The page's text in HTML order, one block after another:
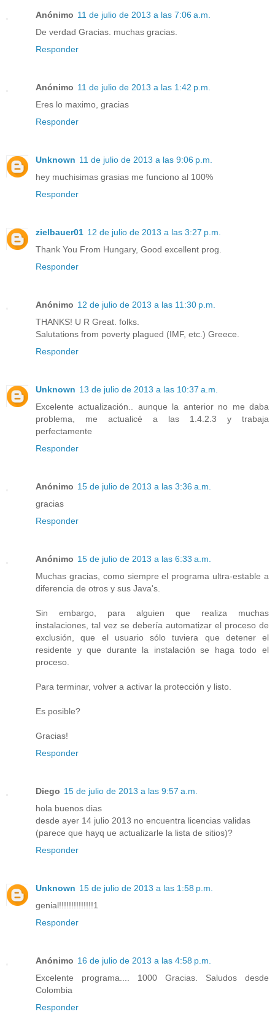
Anónimo 11 de julio de 2013 a las 7:06 a.m.
De verdad Gracias. muchas gracias.
Responder
Anónimo 11 de julio de 2013 a las 1:42 p.m.
Eres lo maximo, gracias
Responder
Unknown 11 de julio de 2013 a las 9:06 p.m.
hey muchisimas grasias me funciono al 100%
Responder
zielbauer01 12 de julio de 2013 a las 3:27 p.m.
Thank You From Hungary, Good excellent prog.
Responder
Anónimo 12 de julio de 2013 a las 11:30 p.m.
THANKS! U R Great. folks.
Salutations from poverty plagued (IMF, etc.) Greece.
Responder
Unknown 13 de julio de 2013 a las 10:37 a.m.
Excelente actualización.. aunque la anterior no me daba
problema, me actualicé a las 1.4.2.3 y trabaja
perfectamente
Responder
Anónimo 15 de julio de 2013 a las 3:36 a.m.
gracias
Responder
Anónimo 15 de julio de 2013 a las 6:33 a.m.
Muchas gracias, como siempre el programa ultra-estable a
diferencia de otros y sus Java's.
Sin embargo, para alguien que realiza muchas
instalaciones, tal vez se debería automatizar el proceso de
exclusión, que el usuario sólo tuviera que detener el
residente y que durante la instalación se haga todo el
proceso.
Para terminar, volver a activar la protección y listo.
Es posible?
Gracias!
Responder
Diego 15 de julio de 2013 a las 9:57 a.m.
hola buenos dias
desde ayer 14 julio 2013 no encuentra licencias validas
(parece que hayq ue actualizarle la lista de sitios)?
Responder
Unknown 15 de julio de 2013 a las 1:58 p.m.
genial!!!!!!!!!!!!!!1
Responder
Anónimo 16 de julio de 2013 a las 4:58 p.m.
Excelente programa.... 1000 Gracias. Saludos desde
Colombia
Responder